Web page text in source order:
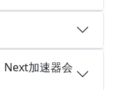
Next加速器会